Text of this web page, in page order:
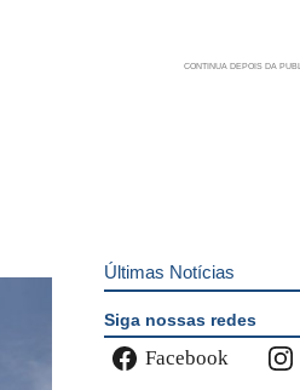
Últimas Notícias
Siga nossas redes
Facebook